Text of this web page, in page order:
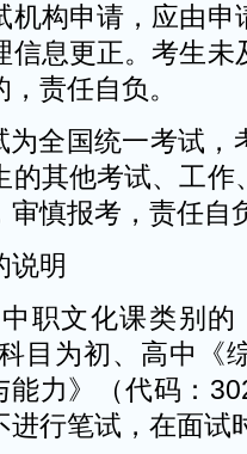
机构申请，应由申
信息更正。考生未
责任自负。
全国统一考试，
的其他考试、工作
审慎报考，责任自
说明
职文化课类别的
目为初、高中《
能力》（代码：
进行笔试，在面试